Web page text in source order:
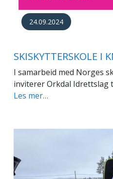
24.09.2024
SKISKYTTERSKOLE I
I samarbeid med Norges
inviterer Orkdal Idrettslag
Les mer…